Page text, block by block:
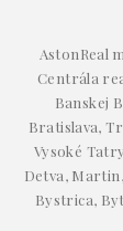
AstonReal
Centrála
Banskej
Bratislava,
Vysoké
Detva,
Bystrica,